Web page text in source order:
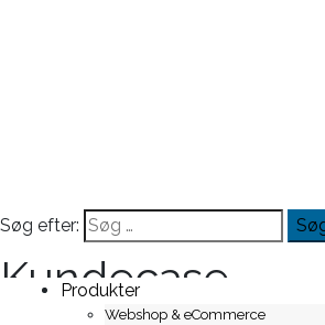
Produkter
Webshop & eCommerce
Søg efter:
Kundecase